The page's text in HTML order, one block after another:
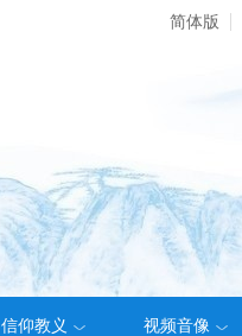
简体版
信仰教义 视频音像